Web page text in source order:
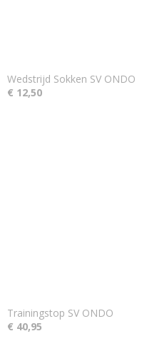
Wedstrijd Sokken SV ONDO
€ 12,50
Trainingstop SV ONDO
€ 40,95